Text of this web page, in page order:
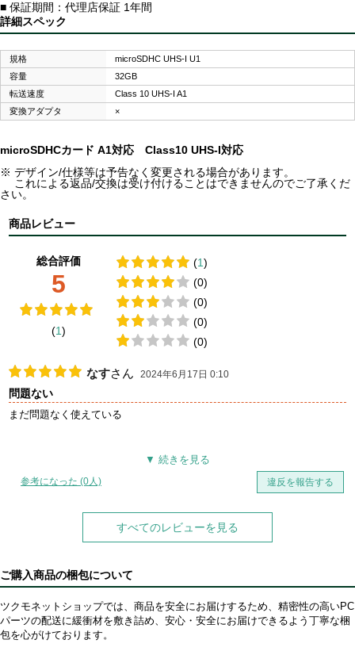
■ 保証期間：代理店保証 1年間
詳細スペック
規格
microSDHC UHS-I U1
容量
32GB
転送速度
Class 10 UHS-I A1
変換アダプタ
×
microSDHCカード A1対応 Class10 UHS-I対応
※ デザイン/仕様等は予告なく変更される場合があります。
これによる返品/交換は受け付けることはできませんのでご了承くだ
さい。
商品レビュー
総合評価
5
(1)
(1)
(0)
(0)
(0)
(0)
なすさん 2024年6月17日 0:10
問題ない
まだ問題なく使えている
参考になった (0人) 違反を報告する
すべてのレビューを見る
ご購入商品の梱包について
ツクモネットショップでは、商品を安全にお届けするため、精密性の高いPC
パーツの配送に緩衝材を敷き詰め、安心・安全にお届けできるよう丁寧な梱
包を心がけております。